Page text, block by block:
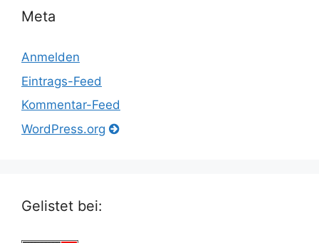
Meta
Anmelden
Eintrags-Feed
Kommentar-Feed
WordPress.org
Gelistet bei: